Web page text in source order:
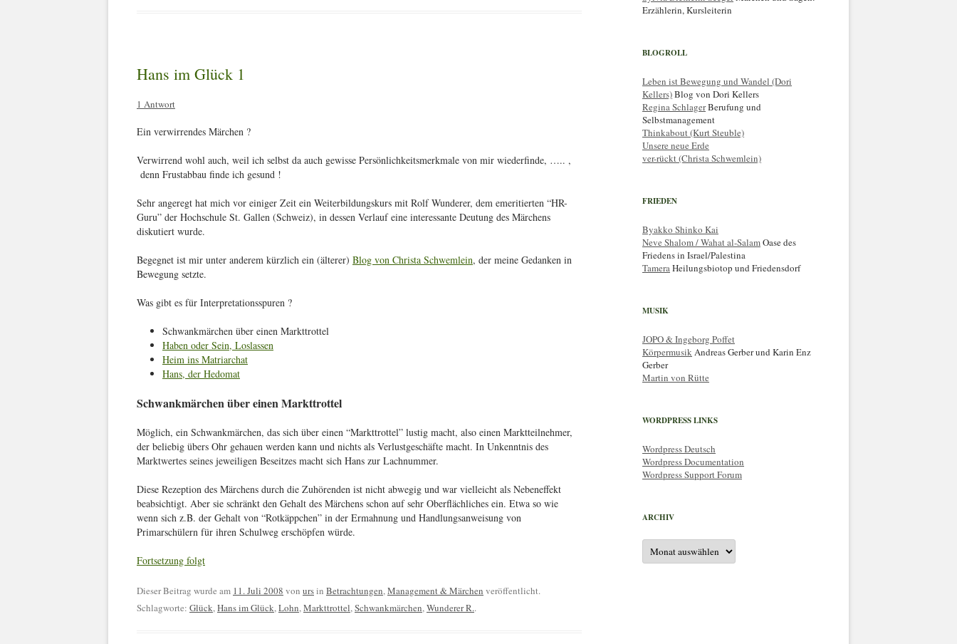
Hans im Glück 1
1 Antwort
Ein verwirrendes Märchen ?
Verwirrend wohl auch, weil ich selbst da auch gewisse Persönlichkeitsmerkmale von mir wiederfinde, ….. ,
denn Frustabbau finde ich gesund !
Sehr angeregt hat mich vor einiger Zeit ein Weiterbildungskurs mit Rolf Wunderer, dem emeritierten “HR-
Guru” der Hochschule St. Gallen (Schweiz), in dessen Verlauf eine interessante Deutung des Märchens
diskutiert wurde.
Begegnet ist mir unter anderem kürzlich ein (älterer) Blog von Christa Schwemlein, der meine Gedanken in
Bewegung setzte.
Was gibt es für Interpretationsspuren ?
Schwankmärchen über einen Markttrottel
Haben oder Sein, Loslassen
Heim ins Matriarchat
Hans, der Hedomat
Schwankmärchen über einen Markttrottel
Möglich, ein Schwankmärchen, das sich über einen “Markttrottel” lustig macht, also einen Marktteilnehmer,
der beliebig übers Ohr gehauen werden kann und nichts als Verlustgeschäfte macht. In Unkenntnis des
Marktwertes seines jeweiligen Beseitzes macht sich Hans zur Lachnummer.
Diese Rezeption des Märchens durch die Zuhörenden ist nicht abwegig und war vielleicht als Nebeneffekt
beabsichtigt. Aber sie schränkt den Gehalt des Märchens schon auf sehr Oberflächliches ein. Etwa so wie
wenn sich z.B. der Gehalt von “Rotkäppchen” in der Ermahnung und Handlungsanweisung von
Primarschülern für ihren Schulweg erschöpfen würde.
Fortsetzung folgt
Dieser Beitrag wurde am 11. Juli 2008 von ursin Betrachtungen,Management & Märchen veröffentlicht.
Schlagworte: Glück,Hans im Glück,Lohn,Markttrottel,Schwankmärchen,Wunderer R..
Erzählerin, Kursleiterin
BLOGROLL
Leben ist Bewegung und Wandel (Dori
Kellers)Blog von Dori Kellers
Regina SchlagerBerufung und
Selbstmanagement
Thinkabout (Kurt Steuble)
Unsere neue Erde
ver-rückt (Christa Schwemlein)
FRIEDEN
Byakko Shinko Kai
Neve Shalom / Wahat al-SalamOase des
Friedens in Israel/Palestina
TameraHeilungsbiotop und Friedensdorf
MUSIK
JOPO & Ingeborg Poffet
KörpermusikAndreas Gerber und Karin Enz
Gerber
Martin von Rütte
WORDPRESS LINKS
Wordpress Deutsch
Wordpress Documentation
Wordpress Support Forum
ARCHIV
Archiv